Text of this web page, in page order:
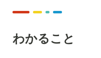
わかること